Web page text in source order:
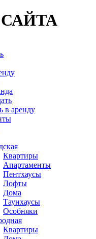
в аренду
Квартиры
Апартаменты
Пентхаусы
Лофты
Дома
Таунхаусы
Особняки
Квартиры